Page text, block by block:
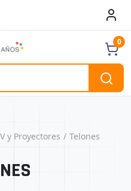
0
y Proyectores Telones